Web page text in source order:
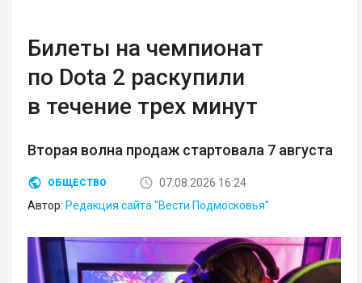
Билеты на чемпионат
по Dota 2 раскупили
в течение трех минут
Вторая волна продаж стартовала 7 августа
ОБЩЕСТВО
07.08.2026 16:24
Автор: Редакция сайта "Вести Подмосковья"